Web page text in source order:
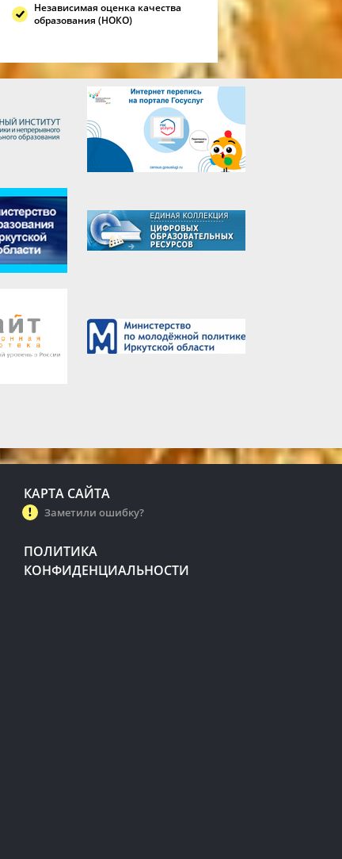
Независимая оценка качества
образования (НОКО)
КАРТА САЙТА
Заметили ошибку?
ПОЛИТИКА
КОНФИДЕНЦИАЛЬНОСТИ